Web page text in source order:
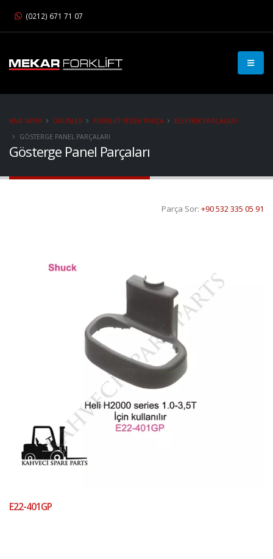
(0212) 671 71 07
Gösterge Panel Parçaları
ANA SAYFA ÜRÜNLER FORKLIFT YEDEK PARÇA
ELEKTRIK PARÇALARI
GÖSTERGE PANEL PARÇALARI
Parça Sor: +90 532 335 05 91
E22-401GP